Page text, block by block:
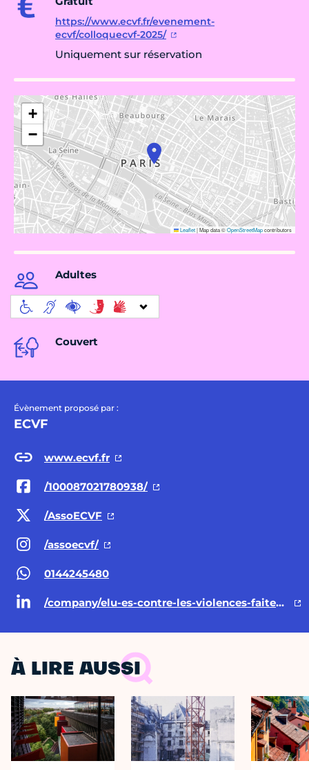
https://www.ecvf.fr/evenement-
ecvf/colloquecvf-2025/
Uniquement sur réservation
+
−
Leaflet|Map data ©OpenStreetMapcontributors
Adultes
Couvert
Évènement proposé par :
ECVF
www.ecvf.fr
/100087021780938/
/AssoECVF
/assoecvf/
0144245480
/company/elu-es-contre-les-violences-faites-aux-femmes/
À LIRE AUSSI